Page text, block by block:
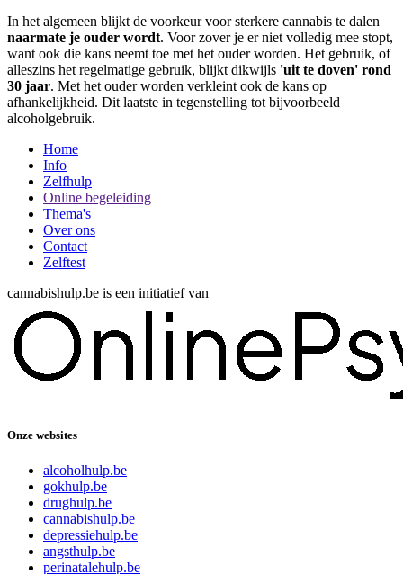
In het algemeen blijkt de voorkeur voor sterkere cannabis te dalen
naarmate je ouder wordt. Voor zover je er niet volledig mee stopt,
want ook die kans neemt toe met het ouder worden. Het gebruik, of
alleszins het regelmatige gebruik, blijkt dikwijls 'uit te doven' rond
30 jaar. Met het ouder worden verkleint ook de kans op
afhankelijkheid. Dit laatste in tegenstelling tot bijvoorbeeld
alcoholgebruik.
Home
Info
Zelfhulp
Online begeleiding
Thema's
Over ons
Contact
Zelftest
cannabishulp.be is een initiatief van
Onze websites
alcoholhulp.be
gokhulp.be
drughulp.be
cannabishulp.be
depressiehulp.be
angsthulp.be
perinatalehulp.be